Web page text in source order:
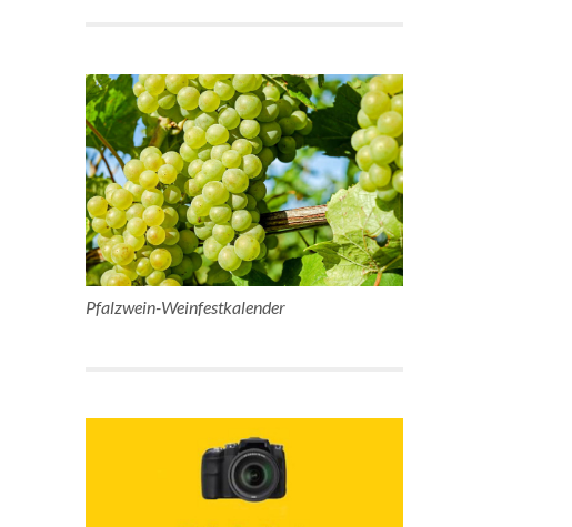
Pfalzwein-Weinfestkalender